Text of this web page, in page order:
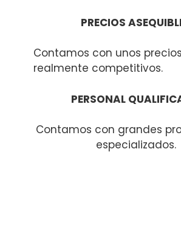
PRECIOS
Contamos con unos precios
realmente competitivos.
PERSONAL
Contamos con grandes
especializados.